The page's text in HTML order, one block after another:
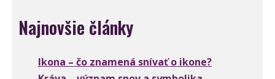
Najnovšie články
Ikona – čo znamená snívať o ikone?